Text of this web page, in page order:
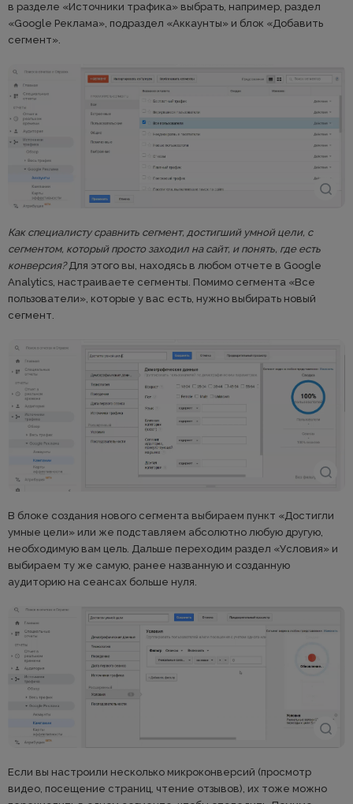
в разделе «Источники трафика» выбрать, например, раздел
«Google Реклама», подраздел «Аккаунты» и блок «Добавить
сегмент».
Как специалисту сравнить сегмент, достигший умной цели, с
сегментом, который просто заходил на сайт, и понять, где есть
конверсия?Для этого вы, находясь в любом отчете в Google
Analytics, настраиваете сегменты. Помимо сегмента «Все
пользователи», которые у вас есть, нужно выбирать новый
сегмент.
В блоке создания нового сегмента выбираем пункт «Достигли
умные цели» или же подставляем абсолютно любую другую,
необходимую вам цель. Дальше переходим раздел «Условия» и
выбираем ту же самую, ранее названную и созданную
аудиторию на сеансах больше нуля.
Если вы настроили несколько микроконверсий (просмотр
видео, посещение страниц, чтение отзывов), их тоже можно